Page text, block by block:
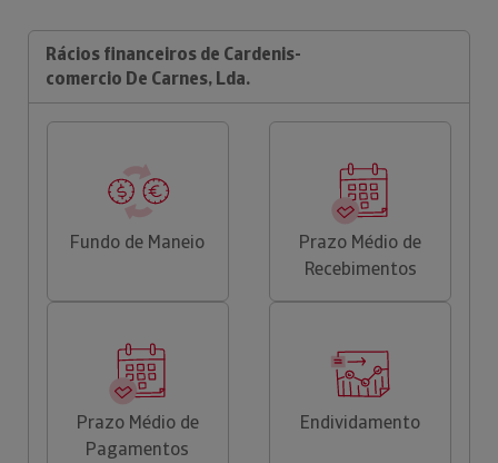
Rácios financeiros de Cardenis-
comercio De Carnes, Lda.
Fundo de Maneio
Prazo Médio de
Recebimentos
Prazo Médio de
Pagamentos
Endividamento